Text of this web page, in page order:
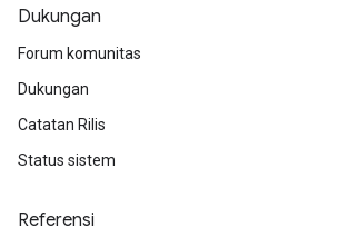
Dukungan
Forum komunitas
Dukungan
Catatan Rilis
Status sistem
Referensi